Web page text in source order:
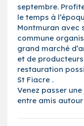
septembre.
le temps à
Montmuran avec
commune
grand marché
et de
restauration
St Fiacre .
Venez passer
entre amis